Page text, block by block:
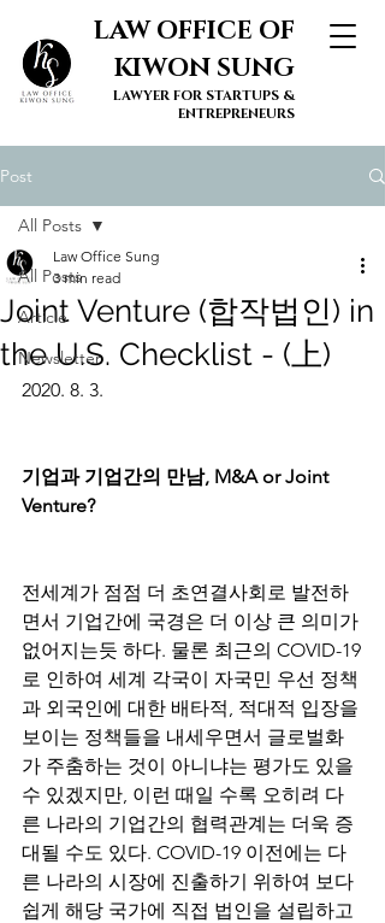
LAW OFFICE OF
KIWON SUNG
LAWYER FOR STARTUPS &
ENTREPRENEURS
Post
All Posts
Article
Newsletter
All Posts
Joint Venture (합작법인) in
the U.S. Checklist - (上)
Law Office Sung
3 min read
2020. 8. 3.
기업과 기업간의 만남, M&A or Joint
Venture?
전세계가 점점 더 초연결사회로 발전하
면서 기업간에 국경은 더 이상 큰 의미가
없어지는듯 하다. 물론 최근의 COVID-19
로 인하여 세계 각국이 자국민 우선 정책
과 외국인에 대한 배타적, 적대적 입장을
보이는 정책들을 내세우면서 글로벌화
가 주춤하는 것이 아니냐는 평가도 있을
수 있겠지만, 이런 때일 수록 오히려 다
른 나라의 기업간의 협력관계는 더욱 증
대될 수도 있다. COVID-19 이전에는 다
른 나라의 시장에 진출하기 위하여 보다
쉽게 해당 국가에 직접 법인을 설립하고